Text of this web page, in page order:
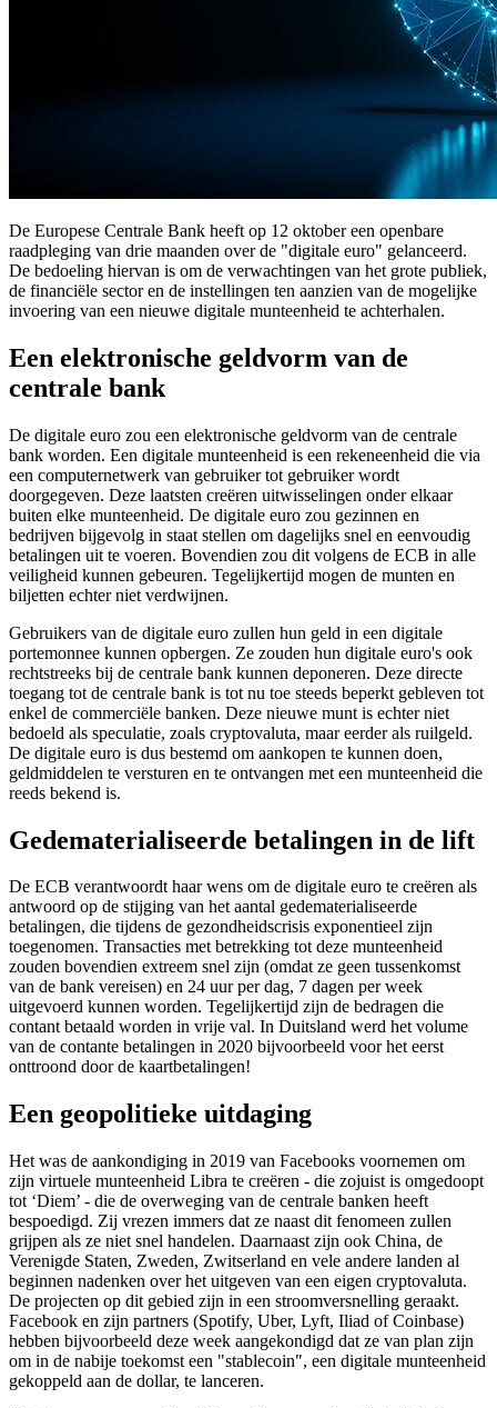
De Europese Centrale Bank heeft op 12 oktober een openbare
raadpleging van drie maanden over de "digitale euro" gelanceerd.
De bedoeling hiervan is om de verwachtingen van het grote publiek,
de financiële sector en de instellingen ten aanzien van de mogelijke
invoering van een nieuwe digitale munteenheid te achterhalen.
Een elektronische geldvorm van de
centrale bank
De digitale euro zou een elektronische geldvorm van de centrale
bank worden. Een digitale munteenheid is een rekeneenheid die via
een computernetwerk van gebruiker tot gebruiker wordt
doorgegeven. Deze laatsten creëren uitwisselingen onder elkaar
buiten elke munteenheid. De digitale euro zou gezinnen en
bedrijven bijgevolg in staat stellen om dagelijks snel en eenvoudig
betalingen uit te voeren. Bovendien zou dit volgens de ECB in alle
veiligheid kunnen gebeuren. Tegelijkertijd mogen de munten en
biljetten echter niet verdwijnen.
Gebruikers van de digitale euro zullen hun geld in een digitale
portemonnee kunnen opbergen. Ze zouden hun digitale euro's ook
rechtstreeks bij de centrale bank kunnen deponeren. Deze directe
toegang tot de centrale bank is tot nu toe steeds beperkt gebleven tot
enkel de commerciële banken. Deze nieuwe munt is echter niet
bedoeld als speculatie, zoals cryptovaluta, maar eerder als ruilgeld.
De digitale euro is dus bestemd om aankopen te kunnen doen,
geldmiddelen te versturen en te ontvangen met een munteenheid die
reeds bekend is.
Gedematerialiseerde betalingen in de lift
De ECB verantwoordt haar wens om de digitale euro te creëren als
antwoord op de stijging van het aantal gedematerialiseerde
betalingen, die tijdens de gezondheidscrisis exponentieel zijn
toegenomen. Transacties met betrekking tot deze munteenheid
zouden bovendien extreem snel zijn (omdat ze geen tussenkomst
van de bank vereisen) en 24 uur per dag, 7 dagen per week
uitgevoerd kunnen worden. Tegelijkertijd zijn de bedragen die
contant betaald worden in vrije val. In Duitsland werd het volume
van de contante betalingen in 2020 bijvoorbeeld voor het eerst
onttroond door de kaartbetalingen!
Een geopolitieke uitdaging
Het was de aankondiging in 2019 van Facebooks voornemen om
zijn virtuele munteenheid Libra te creëren - die zojuist is omgedoopt
tot ‘Diem’ - die de overweging van de centrale banken heeft
bespoedigd. Zij vrezen immers dat ze naast dit fenomeen zullen
grijpen als ze niet snel handelen. Daarnaast zijn ook China, de
Verenigde Staten, Zweden, Zwitserland en vele andere landen al
beginnen nadenken over het uitgeven van een eigen cryptovaluta.
De projecten op dit gebied zijn in een stroomversnelling geraakt.
Facebook en zijn partners (Spotify, Uber, Lyft, Iliad of Coinbase)
hebben bijvoorbeeld deze week aangekondigd dat ze van plan zijn
om in de nabije toekomst een "stablecoin", een digitale munteenheid
gekoppeld aan de dollar, te lanceren.